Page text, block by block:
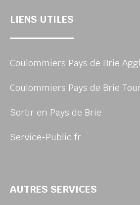
LIENS UTILES
Coulommiers Pays de Brie
Coulommiers Pays de Brie
Sortir en Pays de Brie
Service-Public.fr
AUTRES SERVICES